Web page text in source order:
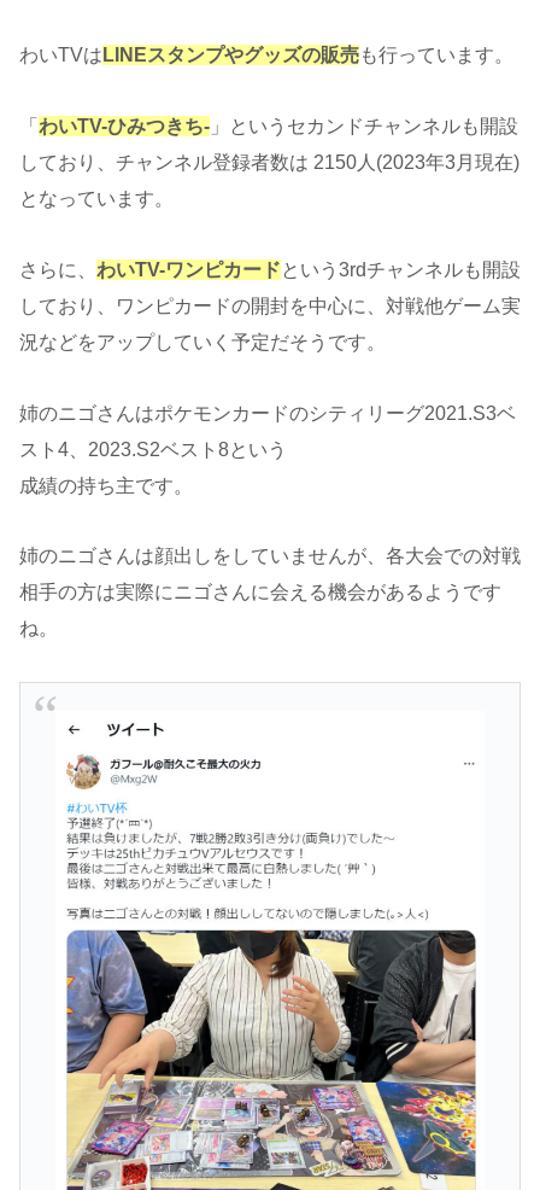
わいTVは LINEスタンプやグッズの販売も行っています。
「 わいTV-ひみつきち- 」というセカンドチャンネルも開設
しており、チャンネル登録者数は 2150人(2023年3月現在)
となっています。
さらに、 わいTV-ワンピカード という3rdチャンネルも開設
しており、ワンピカードの開封を中心に、対戦他ゲーム実
況などをアップしていく予定だそうです。
姉のニゴさんはポケモンカードのシティリーグ2021.S3ベ
スト4、2023.S2ベスト8という
成績の持ち主です。
姉のニゴさんは顔出しをしていませんが、各大会での対戦
相手の方は実際にニゴさんに会える機会があるようです
ね。